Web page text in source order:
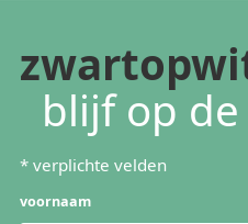
blijf op
* verplichte velden
voornaam